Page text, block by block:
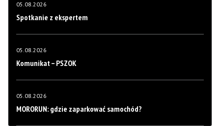
05.08.2026
Spotkanie z ekspertem
05.08.2026
Komunikat – PSZOK
05.08.2026
MORORUN: gdzie zaparkować samochód?